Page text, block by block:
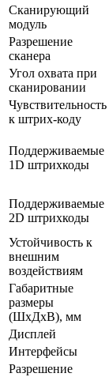
Сканирующий
модуль
Разрешение
сканера
Угол охвата при
сканировании
Чувствительность
к штрих-коду
Поддерживаемые
1D штрихкоды
Поддерживаемые
2D штрихкоды
Устойчивость к
внешним
воздействиям
Габаритные
размеры
(ШхДхВ), мм
Дисплей
Интерфейсы
Разрешение